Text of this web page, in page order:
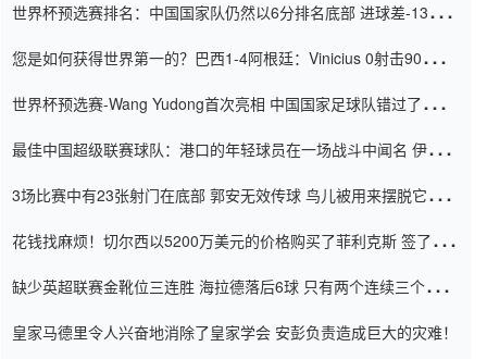
世界杯预选赛排名：中国国家队仍然以6分排名底部 进球差-13令人
您是如何获得世界第一的？巴西1-4阿根廷：Vinicius 0射击90分钟
世界杯预选赛-Wang Yudong首次亮相 中国国家足球队错过了世界
最佳中国超级联赛球队：港口的年轻球员在一场战斗中闻名 伊万放
3场比赛中有23张射门在底部 郭安无效传球 鸟儿被用来摆脱它
花钱找麻烦！切尔西以5200万美元的价格购买了菲利克斯 签了7年
缺少英超联赛金靴位三连胜 海拉德落后6球 只有两个连续三个连续
皇家马德里令人兴奋地消除了皇家学会 安彭负责造成巨大的灾难！